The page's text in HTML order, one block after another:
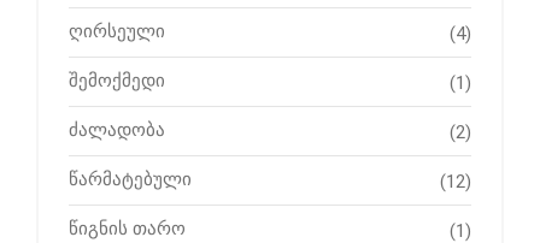
ღირსეული (4)
შემოქმედი (1)
ძალადობა (2)
წარმატებული (12)
წიგნის თარო (1)